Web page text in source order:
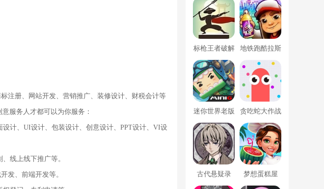
注册、网站开发、营销推广、装修设计、财税会计等
服务人才都可以为你服务：
计、UI设计、包装设计、创意设计、PPT设计、VI设
线上线下推广等。
发、前端开发等。
标枪王者破解
版无限金币钻
石内置菜单
地铁跑酷拉斯
维加斯新触控
内置菜单版
迷你世界老版
本下载
贪吃蛇大作战
破解版
古代悬疑录 梦想蛋糕屋